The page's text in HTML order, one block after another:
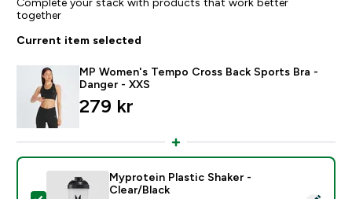
together
Current item selected
MP Women's Tempo Cross Back Sports Bra -
Danger - XXS
279 kr‎
Myprotein Plastic Shaker -
Clear/Black